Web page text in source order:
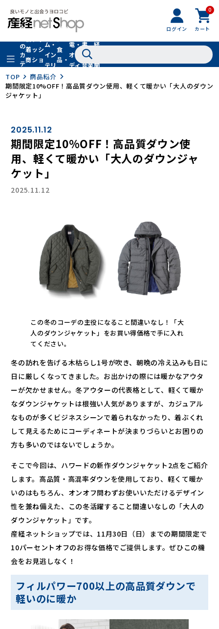
ログイン
0
カート
全
の
カ
テ
リ
着
商
品
フ
ッ
シ
ョ
ン
フ
ァ
シ
ョ
ン
小
物
ム・
イン
テリ
ア
グル
食
品・
ドリ
ンク
家
電・
オー
ディ
書
籍・
音楽
経
聞
TOP
商品紹介
期間限定10%OFF！高品質ダウン使用、軽くて暖かい「大人のダウン
ジャケット」
2025.11.12
期間限定10%OFF！高品質ダウン使
用、軽くて暖かい「大人のダウンジャ
ケット」
2025.11.12
この冬のコーデの主役になること間違いなし！「大
人のダウンジャケット」をお買い得価格で手に入れ
てください。
冬の訪れを告げる木枯らし1号が吹き、朝晩の冷え込みも日に
日に厳しくなってきました。お出かけの際には暖かなアウタ
ーが欠かせません。冬アウターの代表格として、軽くて暖か
なダウンジャケットは根強い人気がありますが、カジュアル
なものが多くビジネスシーンで着られなかったり、着ぶくれ
して見えるためにコーディネートが決まりづらいとお困りの
方も多いのではないでしょうか。
そこで今回は、ハワードの新作ダウンジャケット2点をご紹介
します。高品質・高混率ダウンを使用しており、軽くて暖か
いのはもちろん、オンオフ問わずお使いいただけるデザイン
性を兼ね備えた、この冬活躍すること間違いなしの「大人の
ダウンジャケット」です。
産経ネットショップでは、11月30日（日）までの期間限定で
10パーセントオフのお得な価格でご提供します。ぜひこの機
会をお見逃しなく！
フィルパワー700以上の高品質ダウンで
軽いのに暖か